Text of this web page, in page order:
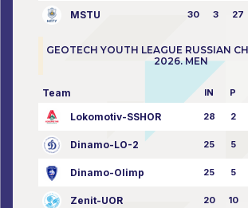
MSTU 30 3 27
GEOTECH YOUTH LEAGUE RUSSIAN
2026. MEN
Team IN P
Lokomotiv-SSHOR 28 2
Dinamo-LO-2 25 5
Dinamo-Olimp 25 5
Zenit-UOR 20 10